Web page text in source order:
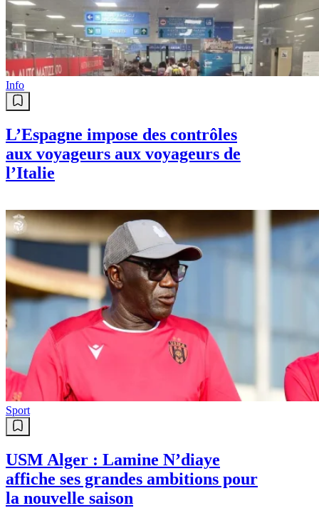
Info
L’Espagne impose des contrôles
aux voyageurs aux voyageurs de
l’Italie
Sport
USM Alger : Lamine N’diaye
affiche ses grandes ambitions pour
la nouvelle saison